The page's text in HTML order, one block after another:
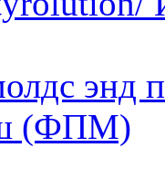
энд
(ФПМ)